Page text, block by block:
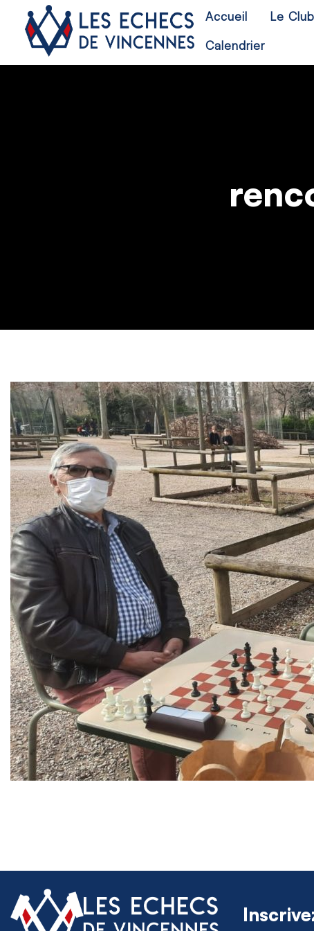
Accueil Le Club
Calendrier